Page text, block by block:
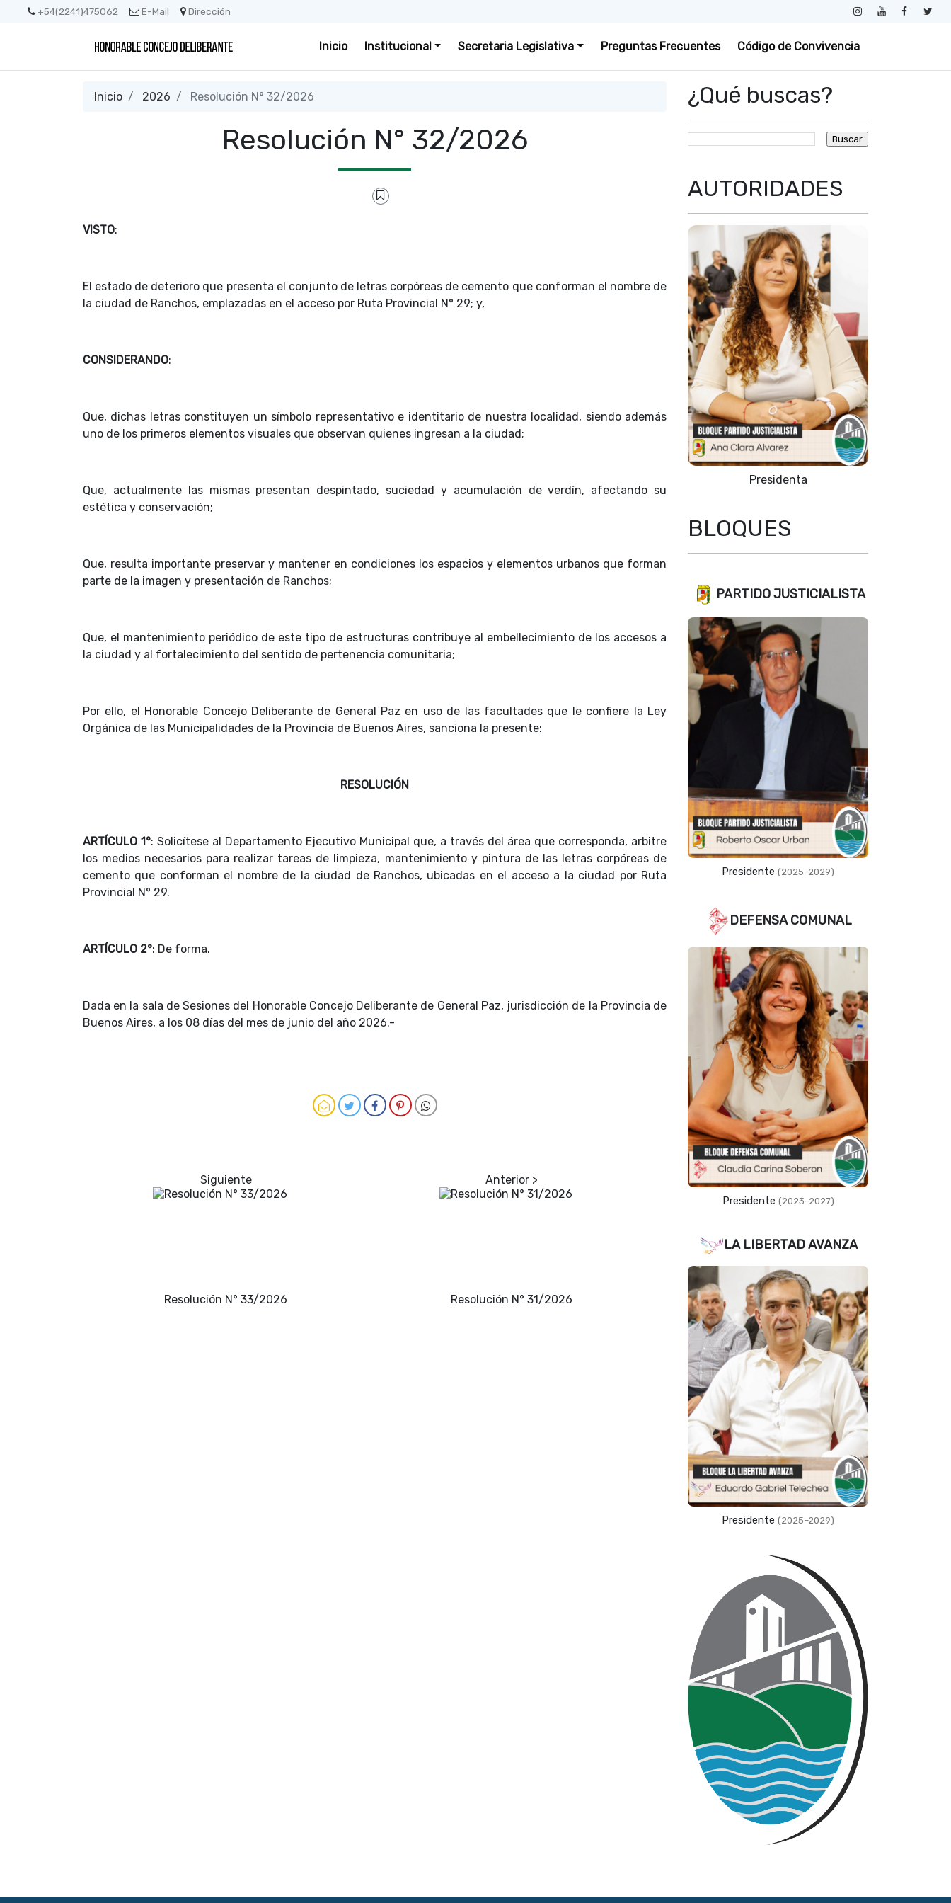
+54(2241)475062 E-Mail Dirección
Inicio Institucional Secretaria Legislativa Preguntas Frecuentes Código de Convivencia
Inicio 2026 Resolución N° 32/2026
Resolución N° 32/2026
VISTO:
El estado de deterioro que presenta el conjunto de letras corpóreas de cemento que conforman el nombre de
la ciudad de Ranchos, emplazadas en el acceso por Ruta Provincial N° 29; y,
CONSIDERANDO:
Que, dichas letras constituyen un símbolo representativo e identitario de nuestra localidad, siendo además
uno de los primeros elementos visuales que observan quienes ingresan a la ciudad;
Que, actualmente las mismas presentan despintado, suciedad y acumulación de verdín, afectando su
estética y conservación;
Que, resulta importante preservar y mantener en condiciones los espacios y elementos urbanos que forman
parte de la imagen y presentación de Ranchos;
Que, el mantenimiento periódico de este tipo de estructuras contribuye al embellecimiento de los accesos a
la ciudad y al fortalecimiento del sentido de pertenencia comunitaria;
Por ello, el Honorable Concejo Deliberante de General Paz en uso de las facultades que le confiere la Ley
Orgánica de las Municipalidades de la Provincia de Buenos Aires, sanciona la presente:
RESOLUCIÓN
ARTÍCULO 1°: Solicítese al Departamento Ejecutivo Municipal que, a través del área que corresponda, arbitre
los medios necesarios para realizar tareas de limpieza, mantenimiento y pintura de las letras corpóreas de
cemento que conforman el nombre de la ciudad de Ranchos, ubicadas en el acceso a la ciudad por Ruta
Provincial N° 29.
ARTÍCULO 2°: De forma.
Dada en la sala de Sesiones del Honorable Concejo Deliberante de General Paz, jurisdicción de la Provincia de
Buenos Aires, a los 08 días del mes de junio del año 2026.-
Resolución N° 33/2026 Resolución N° 31/2026
¿Qué buscas?
AUTORIDADES
Presidenta
BLOQUES
PARTIDO JUSTICIALISTA
Presidente (2025–2029)
DEFENSA COMUNAL
Presidente (2023–2027)
LA LIBERTAD AVANZA
Presidente (2025–2029)